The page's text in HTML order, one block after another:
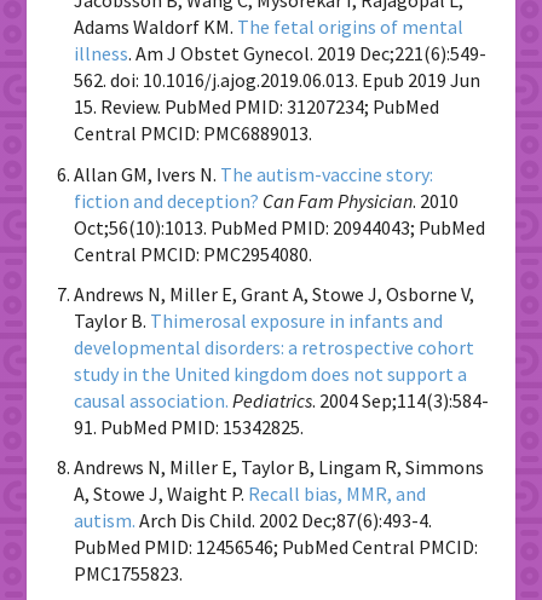
Adams Waldorf KM. The fetal origins of mental
illness. Am J Obstet Gynecol. 2019 Dec;221(6):549-
562. doi: 10.1016/j.ajog.2019.06.013. Epub 2019 Jun
15. Review. PubMed PMID: 31207234; PubMed
Central PMCID: PMC6889013.
Allan GM, Ivers N. The autism-vaccine story:
fiction and deception? Can Fam Physician. 2010
Oct;56(10):1013. PubMed PMID: 20944043; PubMed
Central PMCID: PMC2954080.
Andrews N, Miller E, Grant A, Stowe J, Osborne V,
Taylor B. Thimerosal exposure in infants and
developmental disorders: a retrospective cohort
study in the United kingdom does not support a
causal association. Pediatrics. 2004 Sep;114(3):584-
91. PubMed PMID: 15342825.
Andrews N, Miller E, Taylor B, Lingam R, Simmons
A, Stowe J, Waight P. Recall bias, MMR, and
autism. Arch Dis Child. 2002 Dec;87(6):493-4.
PubMed PMID: 12456546; PubMed Central PMCID:
PMC1755823.